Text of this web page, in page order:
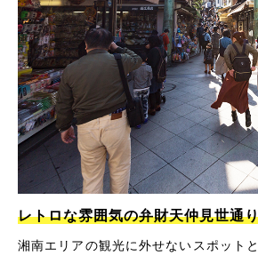
レトロな雰囲気の弁財天仲見世通
湘南エリアの観光に外せないスポット